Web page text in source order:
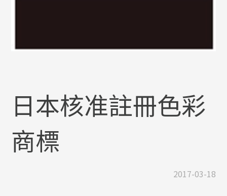
日本核准註冊色彩
商標
2017-03-18